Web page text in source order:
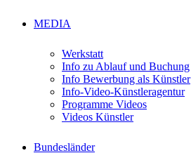
MEDIA
Werkstatt
Info zu Ablauf und Buchung
Info Bewerbung als Künstler
Info-Video-Künstleragentur
Programme Videos
Videos Künstler
Bundesländer